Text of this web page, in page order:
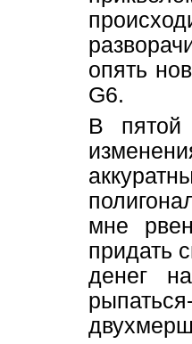
опять
G6.
В пятой
мне
придать
денег